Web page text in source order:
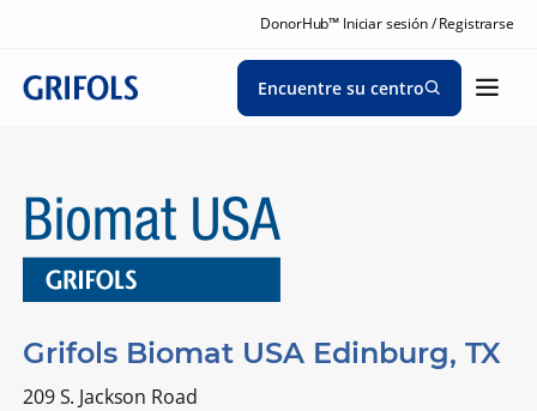
DonorHub™ Iniciar sesión / Registrarse
Encuentre su centro
Grifols Biomat USA Edinburg, TX
209 S. Jackson Road